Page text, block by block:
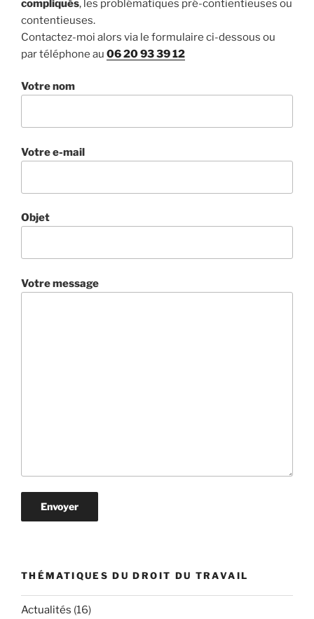
compliqués, les problématiques pré-contientieuses ou
contentieuses.
Contactez-moi alors via le formulaire ci-dessous ou
par téléphone au 06 20 93 39 12
Votre nom
Votre e-mail
Objet
Votre message
THÉMATIQUES DU DROIT DU TRAVAIL
Actualités (16)